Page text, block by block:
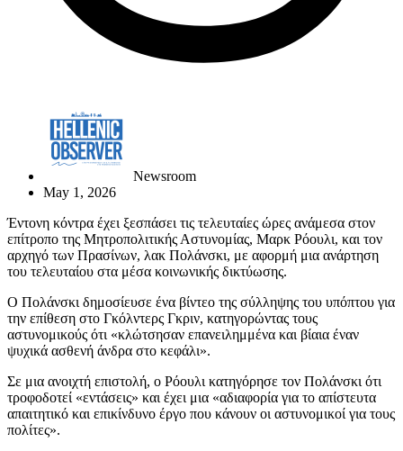
Newsroom
May 1, 2026
Έντονη κόντρα έχει ξεσπάσει τις τελευταίες ώρες ανάμεσα στον
επίτροπο της Μητροπολιτικής Αστυνομίας, Μαρκ Ρόουλι, και τον
αρχηγό των Πρασίνων, λακ Πολάνσκι, με αφορμή μια ανάρτηση
του τελευταίου στα μέσα κοινωνικής δικτύωσης.
Ο Πολάνσκι δημοσίευσε ένα βίντεο της σύλληψης του υπόπτου για
την επίθεση στο Γκόλντερς Γκριν, κατηγορώντας τους
αστυνομικούς ότι «κλώτσησαν επανειλημμένα και βίαια έναν
ψυχικά ασθενή άνδρα στο κεφάλι».
Σε μια ανοιχτή επιστολή, ο Ρόουλι κατηγόρησε τον Πολάνσκι ότι
τροφοδοτεί «εντάσεις» και έχει μια «αδιαφορία για το απίστευτα
απαιτητικό και επικίνδυνο έργο που κάνουν οι αστυνομικοί για τους
πολίτες».